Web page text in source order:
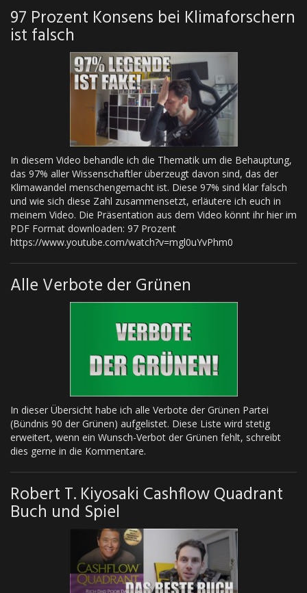
97 Prozent Konsens bei Klimaforschern
ist falsch
In diesem Video behandle ich die Thematik um die Behauptung,
das 97% aller Wissenschaftler überzeugt davon sind, das der
Klimawandel menschengemacht ist. Diese 97% sind klar falsch
und wie sich diese Zahl zusammensetzt, erläutere ich euch in
meinem Video. Die Präsentation aus dem Video könnt ihr hier im
PDF Format downloaden: 97 Prozent
https://www.youtube.com/watch?v=mgl0uYvPhm0
Alle Verbote der Grünen
In dieser Übersicht habe ich alle Verbote der Grünen Partei
(Bündnis 90 der Grünen) aufgelistet. Diese Liste wird stetig
erweitert, wenn ein Wunsch-Verbot der Grünen fehlt, schreibt
dies gerne in die Kommentare.
Robert T. Kiyosaki Cashflow Quadrant
Buch und Spiel